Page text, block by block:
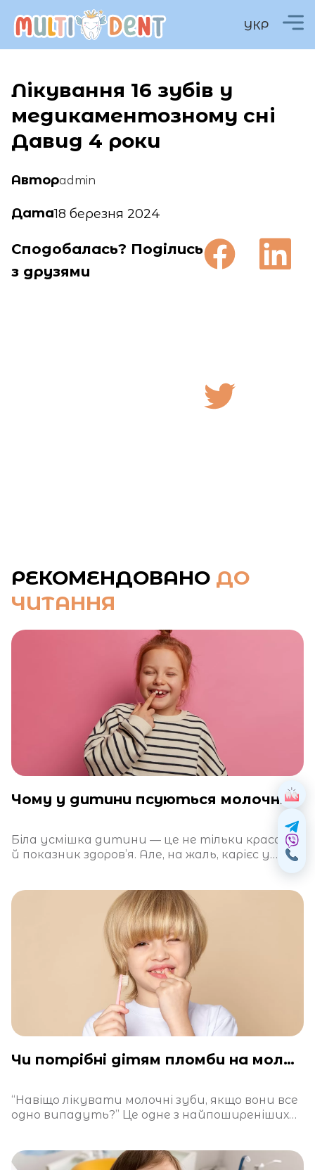
УКР
Лікування 16 зубів у
медикаментозному сні
Давид 4 роки
Авторadmin
Дата18 березня 2024
Сподобалась? Поділись
з друзями
РЕКОМЕНДОВАНО ДО
ЧИТАННЯ
Чому у дитини псуються молочні зуби?
Біла усмішка дитини — це не тільки краса, а
й показник здоров’я. Але, на жаль, карієс у
Чи потрібні дітям пломби на молочні зуби?
“Навіщо лікувати молочні зуби, якщо вони все
одно випадуть?” Це одне з найпоширеніших